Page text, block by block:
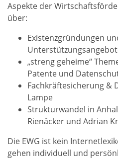
Aspekte der
über:
Existenzgründungen
„streng geheime“
Patente und
Fachkräftesicherung &
Lampe
Strukturwandel in
Rienäcker und Adrian
Die EWG ist kein
gehen individuell und